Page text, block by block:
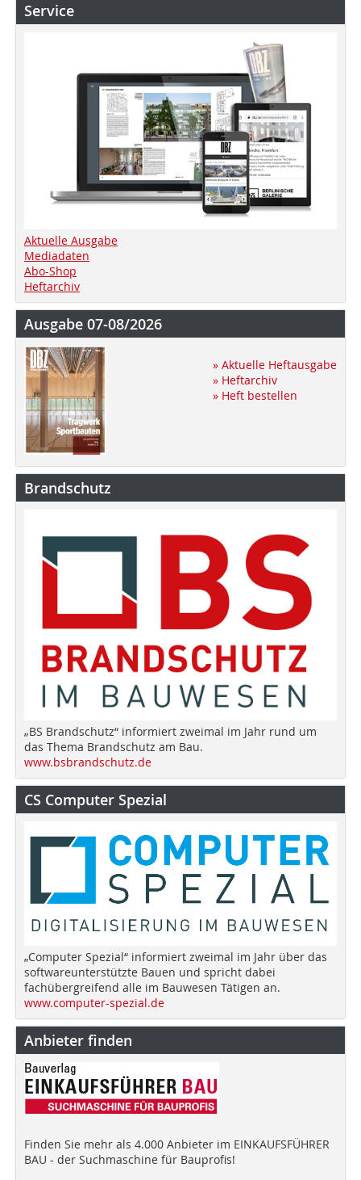
Service
Aktuelle Ausgabe
Mediadaten
Abo-Shop
Heftarchiv
Ausgabe 07-08/2026
» Aktuelle Heftausgabe
» Heftarchiv
» Heft bestellen
Brandschutz
„BS Brandschutz“ informiert zweimal im Jahr rund um
das Thema Brandschutz am Bau.
www.bsbrandschutz.de
CS Computer Spezial
„Computer Spezial“ informiert zweimal im Jahr über das
softwareunterstützte Bauen und spricht dabei
fachübergreifend alle im Bauwesen Tätigen an.
www.computer-spezial.de
Anbieter finden
Finden Sie mehr als 4.000 Anbieter im EINKAUFSFÜHRER
BAU - der Suchmaschine für Bauprofis!